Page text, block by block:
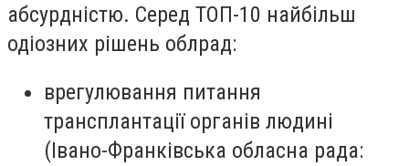
абсурдністю. Серед ТОП-10 найбільш
одіозних рішень облрад:
врегулювання питання
трансплантації органів людині
(Івано-Франківська обласна рада: